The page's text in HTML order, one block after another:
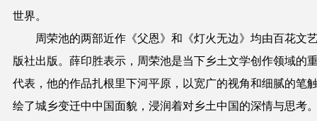
世界。
周荣池的两部近作《父恩》和《灯火无边》均由百花文
版社出版。薛印胜表示，周荣池是当下乡土文学创作领域的
代表，他的作品扎根里下河平原，以宽广的视角和细腻的笔
绘了城乡变迁中中国面貌，浸润着对乡土中国的深情与思考